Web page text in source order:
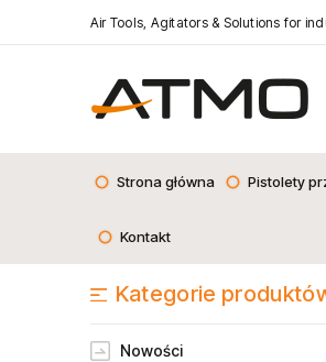
Air Tools, Agitators & Solutions for
Strona główna Pistolety
Kontakt
Kategorie
Nowości